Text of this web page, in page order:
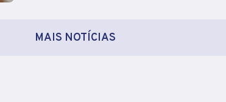
MAIS NOTÍCIAS